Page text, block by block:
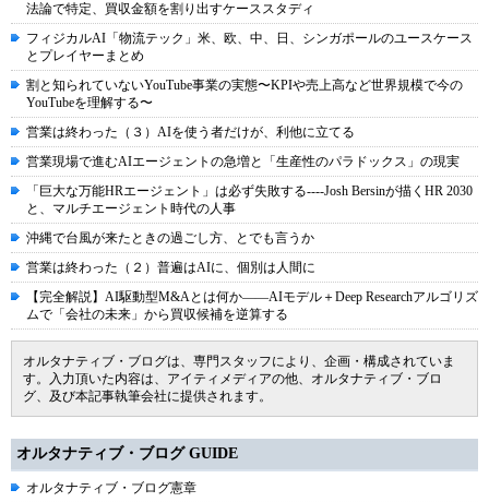
法論で特定、買収金額を割り出すケーススタディ
フィジカルAI「物流テック」米、欧、中、日、シンガポールのユースケース
とプレイヤーまとめ
割と知られていないYouTube事業の実態〜KPIや売上高など世界規模で今の
YouTubeを理解する〜
営業は終わった（３）AIを使う者だけが、利他に立てる
営業現場で進むAIエージェントの急増と「生産性のパラドックス」の現実
「巨大な万能HRエージェント」は必ず失敗する----Josh Bersinが描くHR 2030
と、マルチエージェント時代の人事
沖縄で台風が来たときの過ごし方、とでも言うか
営業は終わった（２）普遍はAIに、個別は人間に
【完全解説】AI駆動型M&Aとは何か――AIモデル＋Deep Researchアルゴリズ
ムで「会社の未来」から買収候補を逆算する
オルタナティブ・ブログは、専門スタッフにより、企画・構成されていま
す。入力頂いた内容は、アイティメディアの他、オルタナティブ・ブロ
グ、及び本記事執筆会社に提供されます。
オルタナティブ・ブログ GUIDE
オルタナティブ・ブログ憲章